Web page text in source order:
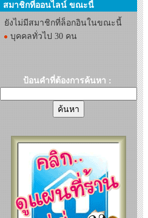
สมาชิกที่ออนไลน์ ขณะนี้
ยังไม่มีสมาชิกที่ล็อกอินในขณะนี้
บุคคลทั่วไป 30 คน
ป้อนคำที่ต้องการค้นหา :